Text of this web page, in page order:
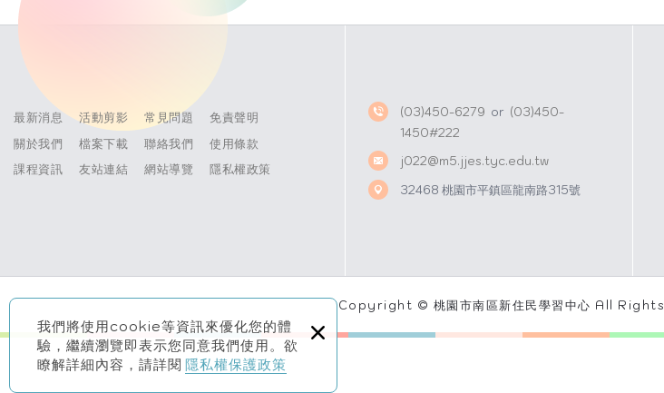
我們將使用cookie等資訊來優化您的體
驗，繼續瀏覽即表示您同意我們使用。欲
瞭解詳細內容，請詳閱 隱私權保護政策
×
最新消息
關於我們
課程資訊
活動剪影
檔案下載
友站連結
常見問題
聯絡我們
網站導覽
免責聲明
使用條款
隱私權政策
(03)450-6279 or (03)450-
1450#222
j022@m5.jjes.tyc.edu.tw
32468 桃園市平鎮區龍南路315號
Copyright © 桃園市南區新住民學習中心 All